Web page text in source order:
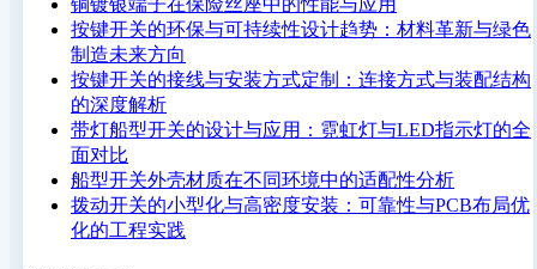
铜镀银端子在保险丝座中的性能与应用
按键开关的环保与可持续性设计趋势：材料革新与绿色
制造未来方向
按键开关的接线与安装方式定制：连接方式与装配结构
的深度解析
带灯船型开关的设计与应用：霓虹灯与LED指示灯的全
面对比
船型开关外壳材质在不同环境中的适配性分析
拨动开关的小型化与高密度安装：可靠性与PCB布局优
化的工程实践